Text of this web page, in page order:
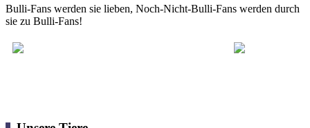
Bulli-Fans werden sie lieben, Noch-Nicht-Bulli-Fans werden durch
sie zu Bulli-Fans!